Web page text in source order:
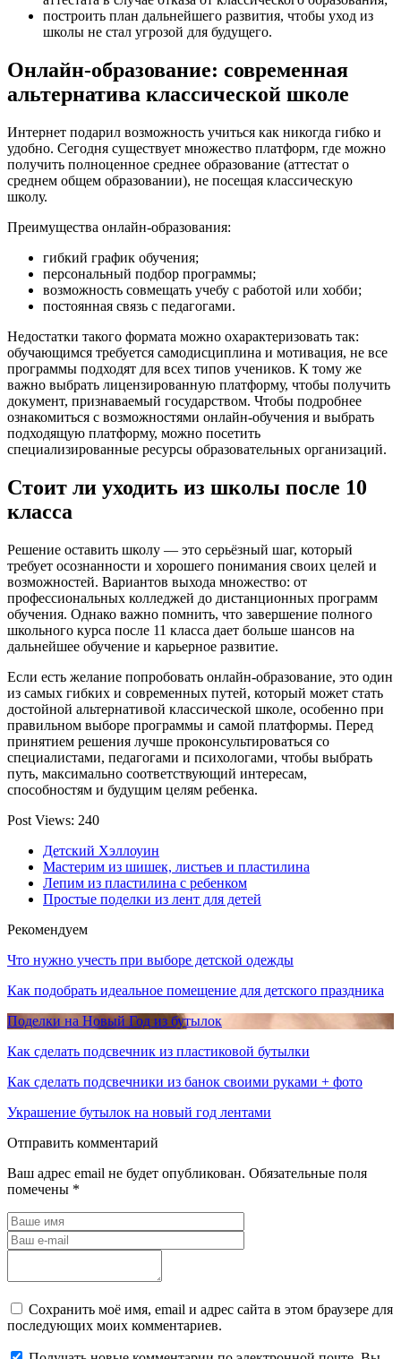
построить план дальнейшего развития, чтобы уход из
школы не стал угрозой для будущего.
Онлайн-образование: современная
альтернатива классической школе
Интернет подарил возможность учиться как никогда гибко и
удобно. Сегодня существует множество платформ, где можно
получить полноценное среднее образование (аттестат о
среднем общем образовании), не посещая классическую
школу.
Преимущества онлайн-образования:
гибкий график обучения;
персональный подбор программы;
возможность совмещать учебу с работой или хобби;
постоянная связь с педагогами.
Недостатки такого формата можно охарактеризовать так:
обучающимся требуется самодисциплина и мотивация, не все
программы подходят для всех типов учеников. К тому же
важно выбрать лицензированную платформу, чтобы получить
документ, признаваемый государством. Чтобы подробнее
ознакомиться с возможностями онлайн-обучения и выбрать
подходящую платформу, можно посетить
специализированные ресурсы образовательных организаций.
Стоит ли уходить из школы после 10
класса
Решение оставить школу — это серьёзный шаг, который
требует осознанности и хорошего понимания своих целей и
возможностей. Вариантов выхода множество: от
профессиональных колледжей до дистанционных программ
обучения. Однако важно помнить, что завершение полного
школьного курса после 11 класса дает больше шансов на
дальнейшее обучение и карьерное развитие.
Если есть желание попробовать онлайн‑образование, это один
из самых гибких и современных путей, который может стать
достойной альтернативой классической школе, особенно при
правильном выборе программы и самой платформы. Перед
принятием решения лучше проконсультироваться со
специалистами, педагогами и психологами, чтобы выбрать
путь, максимально соответствующий интересам,
способностям и будущим целям ребенка.
Post Views: 240
Детский Хэллоуин
Мастерим из шишек, листьев и пластилина
Лепим из пластилина с ребенком
Простые поделки из лент для детей
Рекомендуем
Что нужно учесть при выборе детской одежды
Как подобрать идеальное помещение для детского праздника
Поделки на Новый Год из бутылок
Как сделать подсвечник из пластиковой бутылки
Как сделать подсвечники из банок своими руками + фото
Украшение бутылок на новый год лентами
Отправить комментарий
Ваш адрес email не будет опубликован. Обязательные поля
помечены *
Сохранить моё имя, email и адрес сайта в этом браузере для
последующих моих комментариев.